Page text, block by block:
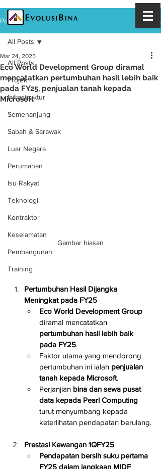
Post
All Posts
Projek
Infrastruktur
Semenanjung
Sabah & Sarawak
Luar Negara
Perumahan
Isu Rakyat
Teknologi
Kontraktor
Keselamatan
Pembangunan
Training
All Posts
Eco World Development Group diramal
mencatatkan pertumbuhan hasil lebih baik
pada FY25, penjualan tanah kepada
Microsoft
Mar 24, 2025
Gambar hiasan
Pertumbuhan Hasil Dijangka
Meningkat pada FY25
Eco World Development Group
diramal mencatatkan
pertumbuhan hasil lebih baik
pada FY25.
Faktor utama yang mendorong
pertumbuhan ini ialah penjualan
tanah kepada Microsoft.
Perjanjian bina dan sewa pusat
data kepada Pearl Computing
turut menyumbang kepada
keterlihatan pendapatan berulang.
Prestasi Kewangan 1QFY25
Pendapatan bersih suku pertama
FY25 dalam jangkaan MIDF